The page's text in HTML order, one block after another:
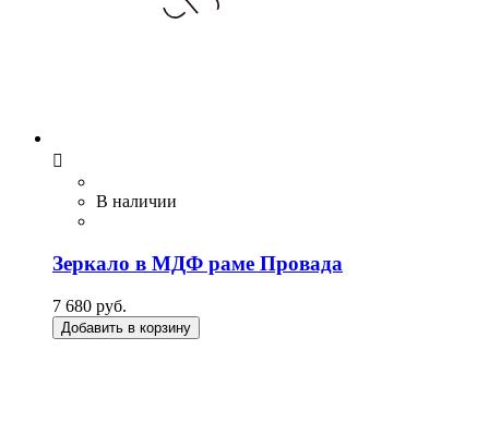

В наличии
Зеркало в МДФ раме Провада
7 680 руб.
Добавить в корзину